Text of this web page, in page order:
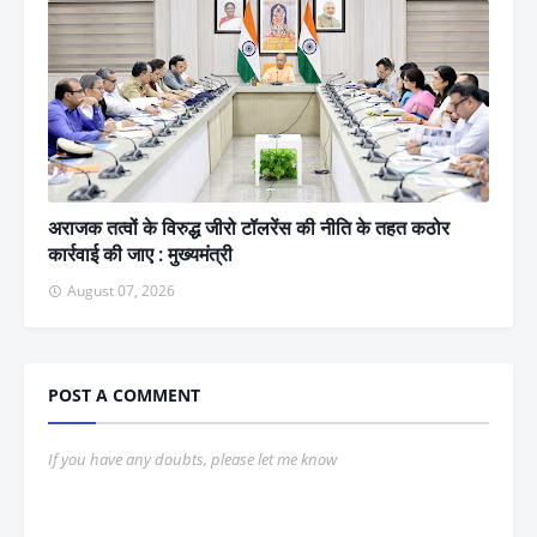
अराजक तत्वों के विरुद्ध जीरो टॉलरेंस की नीति के तहत कठोर
कार्रवाई की जाए : मुख्यमंत्री
August 07, 2026
POST A COMMENT
If you have any doubts, please let me know